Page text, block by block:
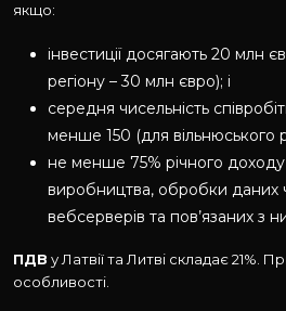
якщо:
інвестиції досягають 20 млн
регіону – 30 млн євро); і
середня чисельність
менше 150 (для вільнюського
не менше 75% річного
виробництва, обробки даних
вебсерверів та пов’язаних з
ПДВ у Латвії та Литві складає 21%.
особливості.